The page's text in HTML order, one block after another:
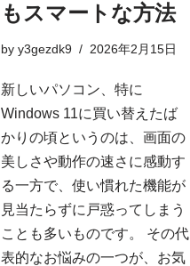
もスマートな方法
byy3gezdk9 2026年2月15日
新しいパソコン、特に
Windows 11に買い替えたば
かりの頃というのは、画面の
美しさや動作の速さに感動す
る一方で、使い慣れた機能が
見当たらずに戸惑ってしまう
ことも多いものです。 その代
表的なお悩みの一つが、お気